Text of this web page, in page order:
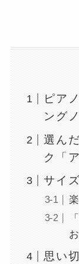
ピア
ング
選ん
ク「
サイ
思い